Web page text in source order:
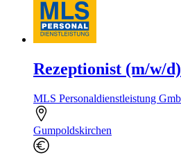
Rezeptionist (m/w/d)
MLS Personaldienstleistung
Gumpoldskirchen